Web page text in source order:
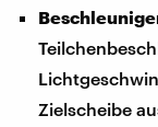
Zielscheibe